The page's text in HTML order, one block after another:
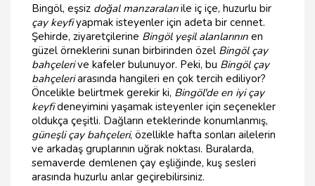
Bingöl, eşsiz doğal manzaralarıile iç içe, huzurlu bir
çay keyfiyapmak isteyenler için adeta bir cennet.
Şehirde, ziyaretçilerine Bingöl yeşil alanlarının en
güzel örneklerini sunan birbirinden özel Bingöl çay
bahçelerive kafeler bulunuyor. Peki, bu Bingöl çay
bahçeleriarasında hangileri en çok tercih ediliyor?
Öncelikle belirtmek gerekir ki, Bingöl'de en iyi çay
keyfideneyimini yaşamak isteyenler için seçenekler
oldukça çeşitli. Dağların eteklerinde konumlanmış,
güneşli çay bahçeleri, özellikle hafta sonları ailelerin
ve arkadaş gruplarının uğrak noktası. Buralarda,
semaverde demlenen çay eşliğinde, kuş sesleri
arasında huzurlu anlar geçirebilirsiniz.